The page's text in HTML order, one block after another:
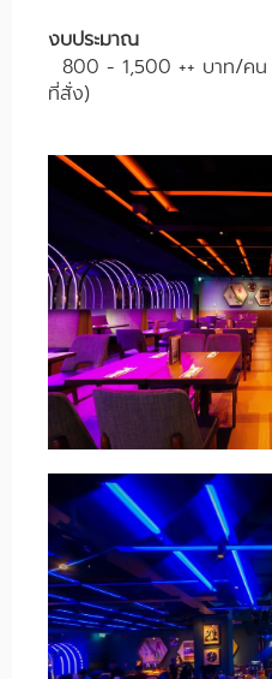
งบประมาณ
800 - 1,500 ++ บาท/คน
ที่สั่ง)